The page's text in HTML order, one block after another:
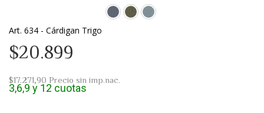
Art. 634 - Cárdigan Trigo
$20.899
$17.271,90 Precio sin imp.nac.
3,6,9 y 12 cuotas